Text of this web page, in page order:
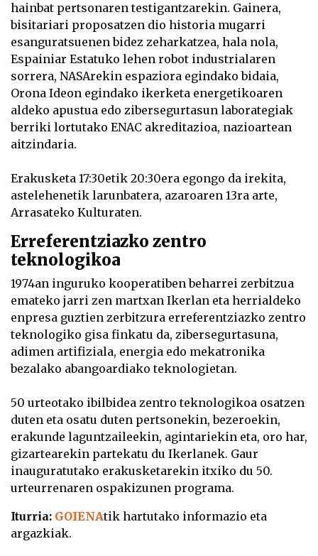
hainbat pertsonaren testigantzarekin. Gainera,
bisitariari proposatzen dio historia mugarri
esanguratsuenen bidez zeharkatzea, hala nola,
Espainiar Estatuko lehen robot industrialaren
sorrera, NASArekin espaziora egindako bidaia,
Orona Ideon egindako ikerketa energetikoaren
aldeko apustua edo zibersegurtasun laborategiak
berriki lortutako ENAC akreditazioa, nazioartean
aitzindaria.
Erakusketa 17:30etik 20:30era egongo da irekita,
astelehenetik larunbatera, azaroaren 13ra arte,
Arrasateko Kulturaten.
Erreferentziazko zentro
teknologikoa
1974an inguruko kooperatiben beharrei zerbitzua
emateko jarri zen martxan Ikerlan eta herrialdeko
enpresa guztien zerbitzura erreferentziazko zentro
teknologiko gisa finkatu da, zibersegurtasuna,
adimen artifiziala, energia edo mekatronika
bezalako abangoardiako teknologietan.
50 urteotako ibilbidea zentro teknologikoa osatzen
duten eta osatu duten pertsonekin, bezeroekin,
erakunde laguntzaileekin, agintariekin eta, oro har,
gizartearekin partekatu du Ikerlanek. Gaur
inauguratutako erakusketarekin itxiko du 50.
urteurrenaren ospakizunen programa.
Iturria: GOIENAtik hartutako informazio eta
argazkiak.